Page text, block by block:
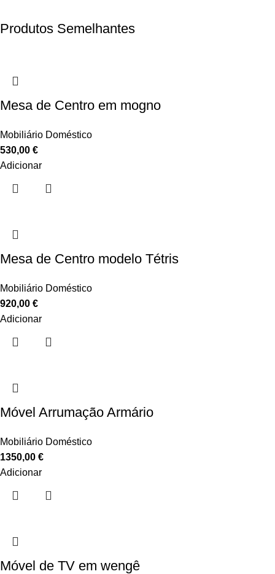
Produtos Semelhantes
Mesa de Centro em mogno
Mobiliário Doméstico
530,00 €
Adicionar
Mesa de Centro modelo Tétris
Mobiliário Doméstico
920,00 €
Adicionar
Móvel Arrumação Armário
Mobiliário Doméstico
1350,00 €
Adicionar
Móvel de TV em wengê